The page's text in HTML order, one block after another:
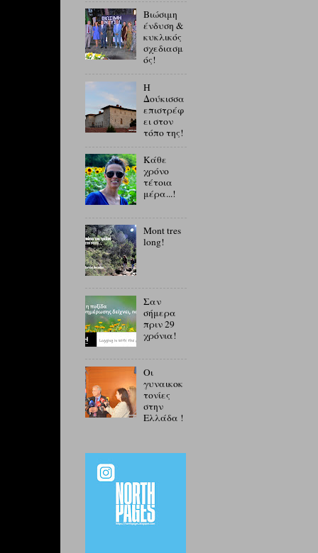
Βιώσιμη
ένδυση &
κυκλικός
σχεδιασμ
ός!
Η
Δούκισσα
επιστρέφ
ει στον
τόπο της!
Κάθε
χρόνο
τέτοια
μέρα...!
Mont tres
long!
Σαν
σήμερα
πριν 29
χρόνια!
Οι
γυναικοκ
τονίες
στην
Ελλάδα !